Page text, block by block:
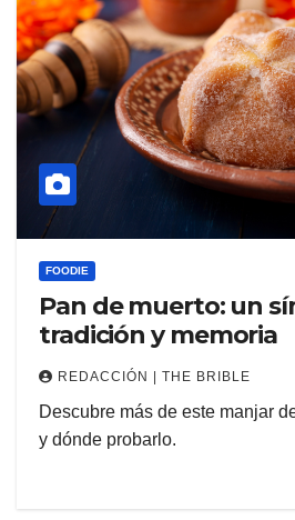
FOODIE
Pan de muerto: un
tradición y memoria
REDACCIÓN | THE BRIBLE
Descubre más de este manjar
y dónde probarlo.